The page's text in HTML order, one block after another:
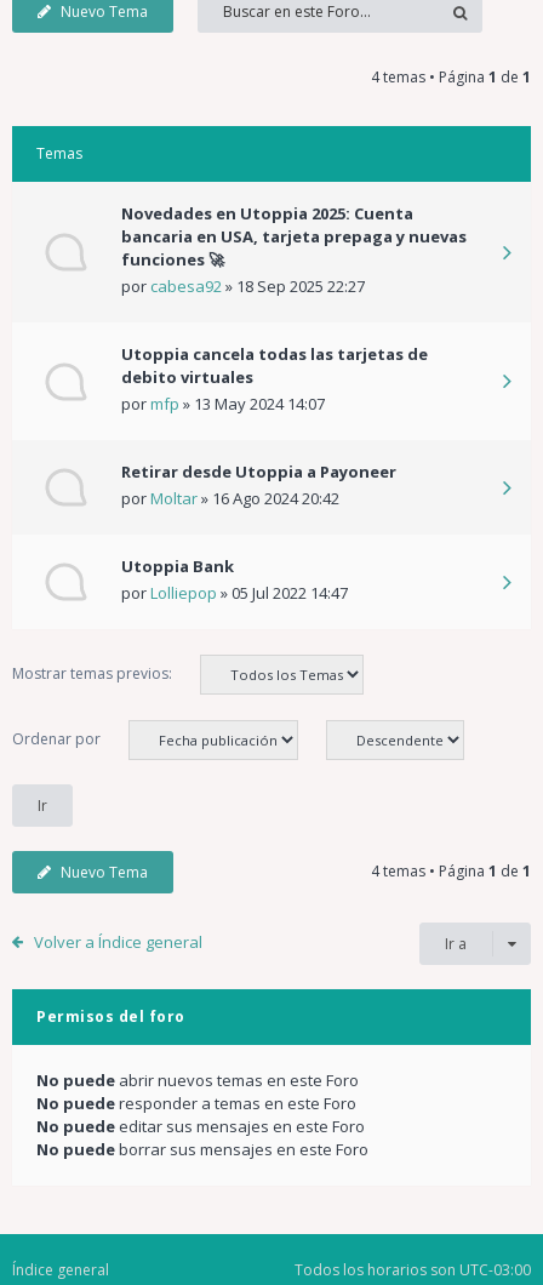
Nuevo Tema
4 temas • Página 1 de 1
Temas
Novedades en Utoppia 2025: Cuenta
bancaria en USA, tarjeta prepaga y nuevas
funciones 🚀
por cabesa92» 18 Sep 2025 22:27
Utoppia cancela todas las tarjetas de
debito virtuales
pormfp » 13 May 2024 14:07
Retirar desde Utoppia a Payoneer
porMoltar» 16 Ago 2024 20:42
Utoppia Bank
porLolliepop »05 Jul 2022 14:47
Mostrar temas previos:
Ordenar por
Nuevo Tema 4 temas • Página 1 de 1
Volver a Índice general Ir a
Permisos del foro
No puede abrir nuevos temas en este Foro
No puederesponder a temas en este Foro
No puedeeditar sus mensajes en este Foro
No puedeborrar sus mensajes en este Foro
Índice general Todos los horarios son UTC-03:00